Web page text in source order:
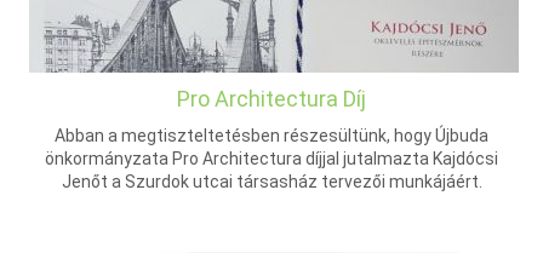
Pro Architectura Díj
Abban a megtiszteltetésben részesültünk, hogy Újbuda
önkormányzata Pro Architectura díjjal jutalmazta Kajdócsi
Jenőt a Szurdok utcai társasház tervezői munkájáért.